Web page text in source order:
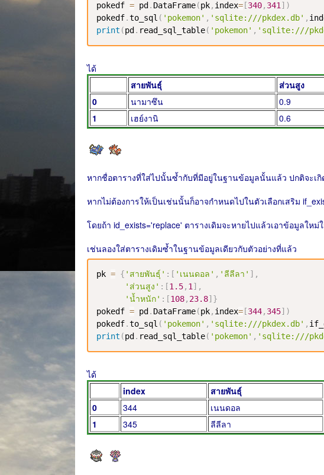
pokedf = pd . DataFrame(pk, index= [340, 341 ] )
pokedf.to_sql ( 'pokemon' , 'sqlite:///pkdex.db' ,
print (pd . read_sql_table( 'pokemon' , 'sqlite:///
ได้
สายพันธุ์
ส่วนสูง
0
นามาซึน 0.9
1
เฮย์งานิ 0.6
หากชื่อตารางที่ใส่ไปนั้นซ้ำกับที่มีอยู่ในฐานข้อมูลนั้นแล้ว ปกติจะเ
หากไม่ต้องการให้เป็นเช่นนั้นก็อาจกำหนดไปในตัวเลือกเสริม
โดยถ้า id_exists='replace' ตารางเดิมจะหายไปแล้วเอาข้อมูลใหม่
เช่นลองใส่ตารางเดิมซ้ำในฐานข้อมูลเดียวกับตัวอย่างที่แล้ว
pk = { 'สายพันธุ์' : [ 'เนนดอล' , 'ลีลีลา' ] ,
'ส่วนสูง' : [1.5, 1 ] ,
'น้ำหนัก' : [108, 23.8] }
pokedf = pd . DataFrame(pk, index= [344, 345] )
pokedf.to_sql ( 'pokemon' , 'sqlite:///pkdex.db' ,
print (pd . read_sql_table( 'pokemon' , 'sqlite:///
ได้
index
สายพันธุ์
0
344 เนนดอล
1
345 ลีลีลา